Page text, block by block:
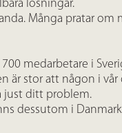
lösningar.
Många pratar
700 medarbetare i
är stor att någon i
just ditt problem.
dessutom i